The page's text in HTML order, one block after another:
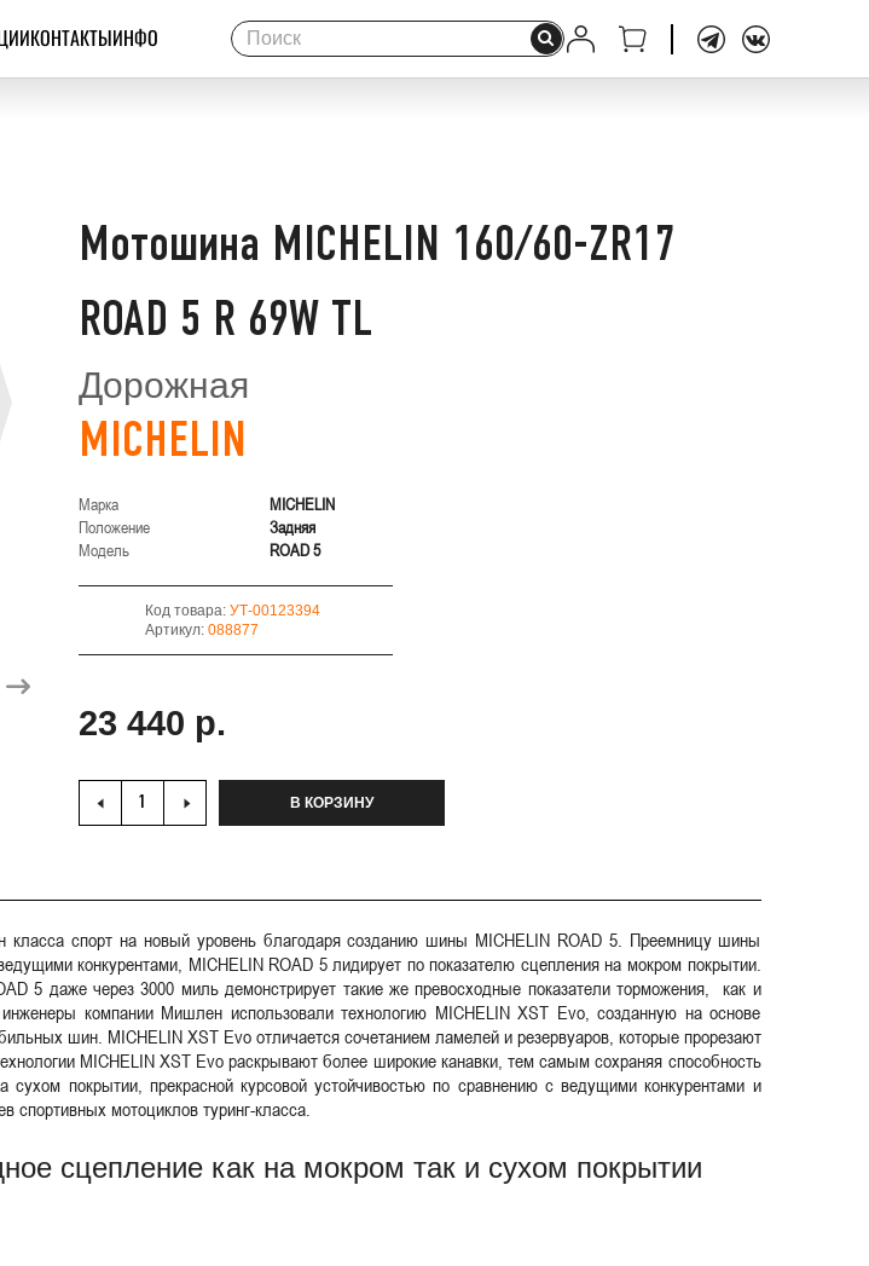
КОНТАКТЫИНФО
Мотошина MICHELIN 160/60-ZR17
ROAD 5 R 69W TL
Дорожная
MICHELIN
Марка
MICHELIN
Положение
Задняя
Модель
ROAD 5
Код товара: УТ-00123394
Артикул: 088877
23 440 р.
В КОРЗИНУ
спорт на новый уровень благодаря созданию шины MICHELIN ROAD 5. Преемницу шины
конкурентами, MICHELIN ROAD 5 лидирует по показателю сцепления на мокром покрытии.
5 даже через 3000 миль демонстрирует такие же превосходные показатели торможения, как и
компании Мишлен использовали технологию MICHELIN XST Evo, созданную на основе
шин. MICHELIN XST Evo отличается сочетанием ламелей и резервуаров, которые прорезают
MICHELIN XST Evo раскрывают более широкие канавки, тем самым сохраняя способность
покрытии, прекрасной курсовой устойчивостью по сравнению с ведущими конкурентами и
спортивных мотоциклов туринг-класса.
сцепление как на мокром так и сухом покрытии